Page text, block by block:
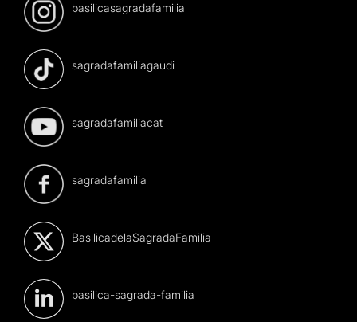
basilicasagradafamilia
sagradafamiliagaudi
sagradafamiliacat
sagradafamilia
BasilicadelaSagradaFamilia
basilica-sagrada-familia